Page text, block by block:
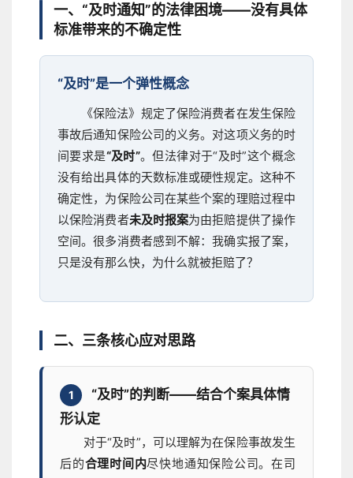
一、“及时通知”的法律困境——没有具体
标准带来的不确定性
“及时”是一个弹性概念
《保险法》规定了保险消费者在发生保险
事故后通知保险公司的义务。对这项义务的时
间要求是“及时”。但法律对于“及时”这个概念
没有给出具体的天数标准或硬性规定。这种不
确定性，为保险公司在某些个案的理赔过程中
以保险消费者未及时报案为由拒赔提供了操作
空间。很多消费者感到不解：我确实报了案，
只是没有那么快，为什么就被拒赔了？
二、三条核心应对思路
1
“及时”的判断——结合个案具体情
形认定
对于“及时”，可以理解为在保险事故发生
后的合理时间内尽快地通知保险公司。在司